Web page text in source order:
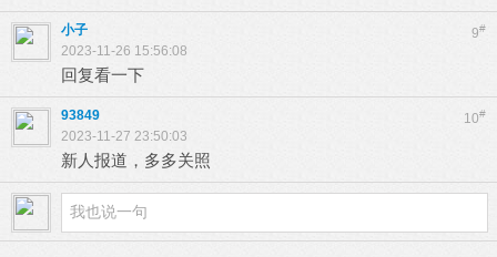
9#
小子
2023-11-26 15:56:08
回复看一下
10#
93849
2023-11-27 23:50:03
新人报道，多多关照